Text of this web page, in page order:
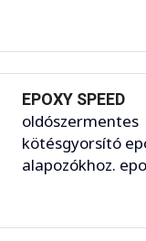
EPOXY SPEED
oldószermentes
kötésgyorsító
alapozókhoz.